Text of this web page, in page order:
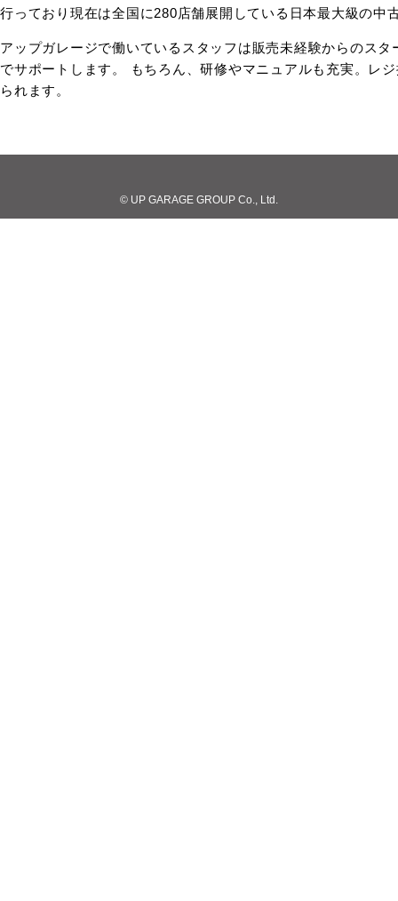
行っており現在は全国に280店舗展開している日本最大級の中
アップガレージで働いているスタッフは販売未経験からのス
でサポートします。 もちろん、研修やマニュアルも充実。レ
られます。
© UP GARAGE GROUP Co., Ltd.